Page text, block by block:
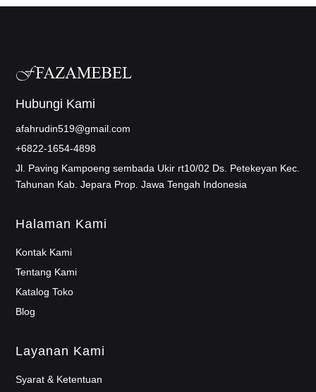
Hubungi Kami
afahrudin519@gmail.com
+6822-1654-4898
Jl. Paving Kampoeng sembada Ukir rt10/02 Ds. Petekeyan Kec.
Tahunan Kab. Jepara Prop. Jawa Tengah Indonesia
Halaman Kami
Kontak Kami
Tentang Kami
Katalog Toko
Blog
Layanan Kami
Syarat & Ketentuan